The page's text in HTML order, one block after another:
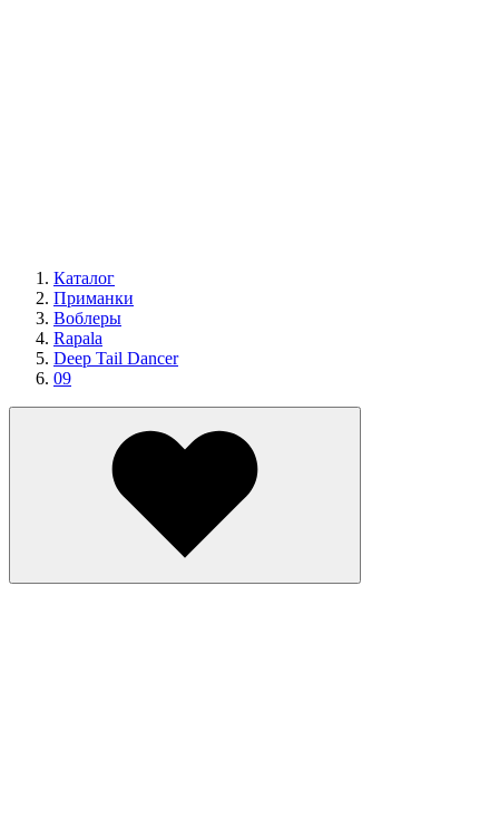
Каталог
Приманки
Воблеры
Rapala
Deep Tail Dancer
09